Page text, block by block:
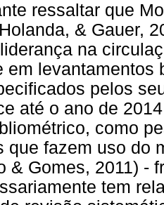
ressaltar que
& Gauer,
na
em levantamentos
pelos
até o ano de
como
que fazem uso do
& Gomes, 2011) -
tem